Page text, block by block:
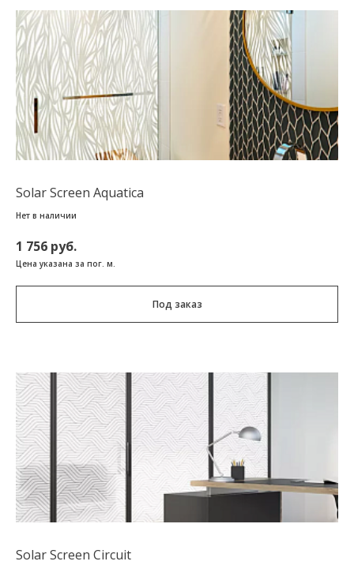
Solar Screen Aquatica
Нет в наличии
1 756 руб.
Цена указана за пог. м.
Под заказ
Solar Screen Circuit